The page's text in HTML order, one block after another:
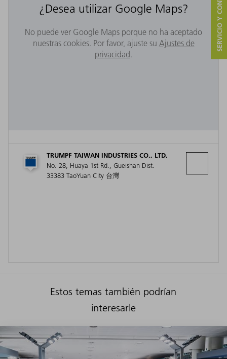
¿Desea utilizar Google Maps?
No puede ver Google Maps porque no ha aceptado
nuestras cookies. Por favor, ajuste su Ajustes de
privacidad.
TRUMPF TAIWAN INDUSTRIES CO., LTD.
No. 28, Huaya 1st Rd., Gueishan Dist.
33383 TaoYuan City 台灣
Estos temas también podrían
interesarle
SERVICIO Y CONTACTO